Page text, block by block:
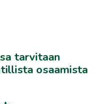
tarvitaan
osaamista